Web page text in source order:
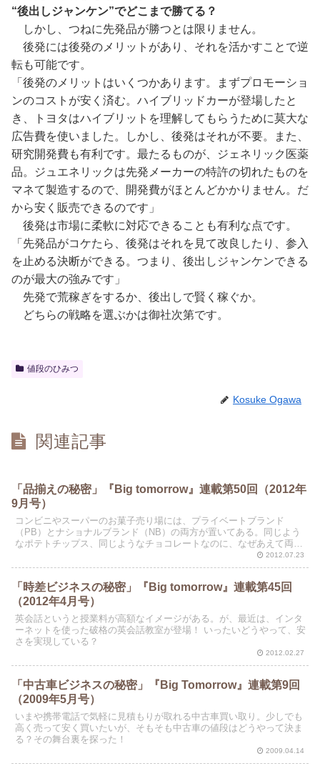
“後出しジャンケン”でどこまで勝てる？
しかし、つねに先発品が勝つとは限りません。
後発には後発のメリットがあり、それを活かすことで逆
転も可能です。
「後発のメリットはいくつかあります。まずプロモーショ
ンのコストが安く済む。ハイブリッドカーが登場したと
き、トヨタはハイブリットを理解してもらうために莫大な
広告費を使いました。しかし、後発はそれが不要。また、
研究開発費も有利です。最たるものが、ジェネリック医薬
品。ジュエネリックは先発メーカーの特許の切れたものを
マネて製造するので、開発費がほとんどかかりません。だ
から安く販売できるのです」
後発は市場に柔軟に対応できることも有利な点です。
「先発品がコケたら、後発はそれを見て改良したり、参入
を止める決断ができる。つまり、後出しジャンケンできる
のが最大の強みです」
先発で荒稼ぎをするか、後出しで賢く稼ぐか。
どちらの戦略を選ぶかは御社次第です。
値段のひみつ
Kosuke Ogawa
関連記事
「品揃えの秘密」『Big tomorrow』連載第50回（2012年
9月号）
コンビニやスーパーのお菓子売り場には、プライベートブランド
（PB）とナショナルブランド（NB）の両方が置いてある。同じよう
なポテトチップス、同じようなチョコレートなのに、なぜあえて両方
2012.07.23
「時差ビジネスの秘密」『Big tomorrow』連載第45回
（2012年4月号）
英会話というと授業料が高額なイメージがある。が、最近は、インタ
ーネットを使った破格の英会話教室が登場！ いったいどうやって、安
さを実現している？
2012.02.27
「中古車ビジネスの秘密」『Big Tomorrow』連載第9回
（2009年5月号）
いまや携帯電話で気軽に見積もりが取れる中古車買い取り。少しでも
高く売って安く買いたいが、そもそも中古車の値段はどうやって決ま
る？その舞台裏を探った！
2009.04.14